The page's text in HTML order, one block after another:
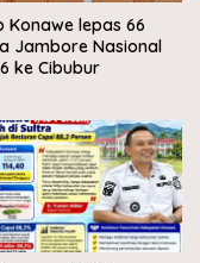
Konawe lepas 66
Jambore Nasional
ke Cibubur